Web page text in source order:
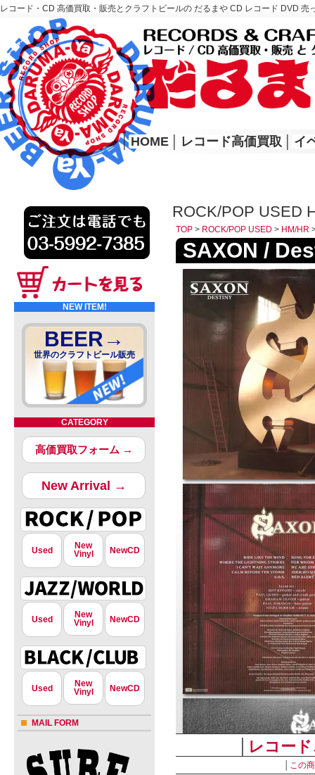
レコード・CD 高価買取・販売とクラフトビールの だるまや CD レコード DVD
レコード高価買取はこちら
HOME
│ HOME レコード高価買取 イ
NEW ITEM!
BEER→
世界のクラフトビール販売
CATEGORY
高価買取フォーム →
New Arrival →
Used
New
Vinyl
NewCD
Used
New
Vinyl
NewCD
Used
New
Vinyl
NewCD
MAIL FORM
ROCK/POP USED
TOP > ROCK/POP USED > HM/HR
SAXON /
レコー
この